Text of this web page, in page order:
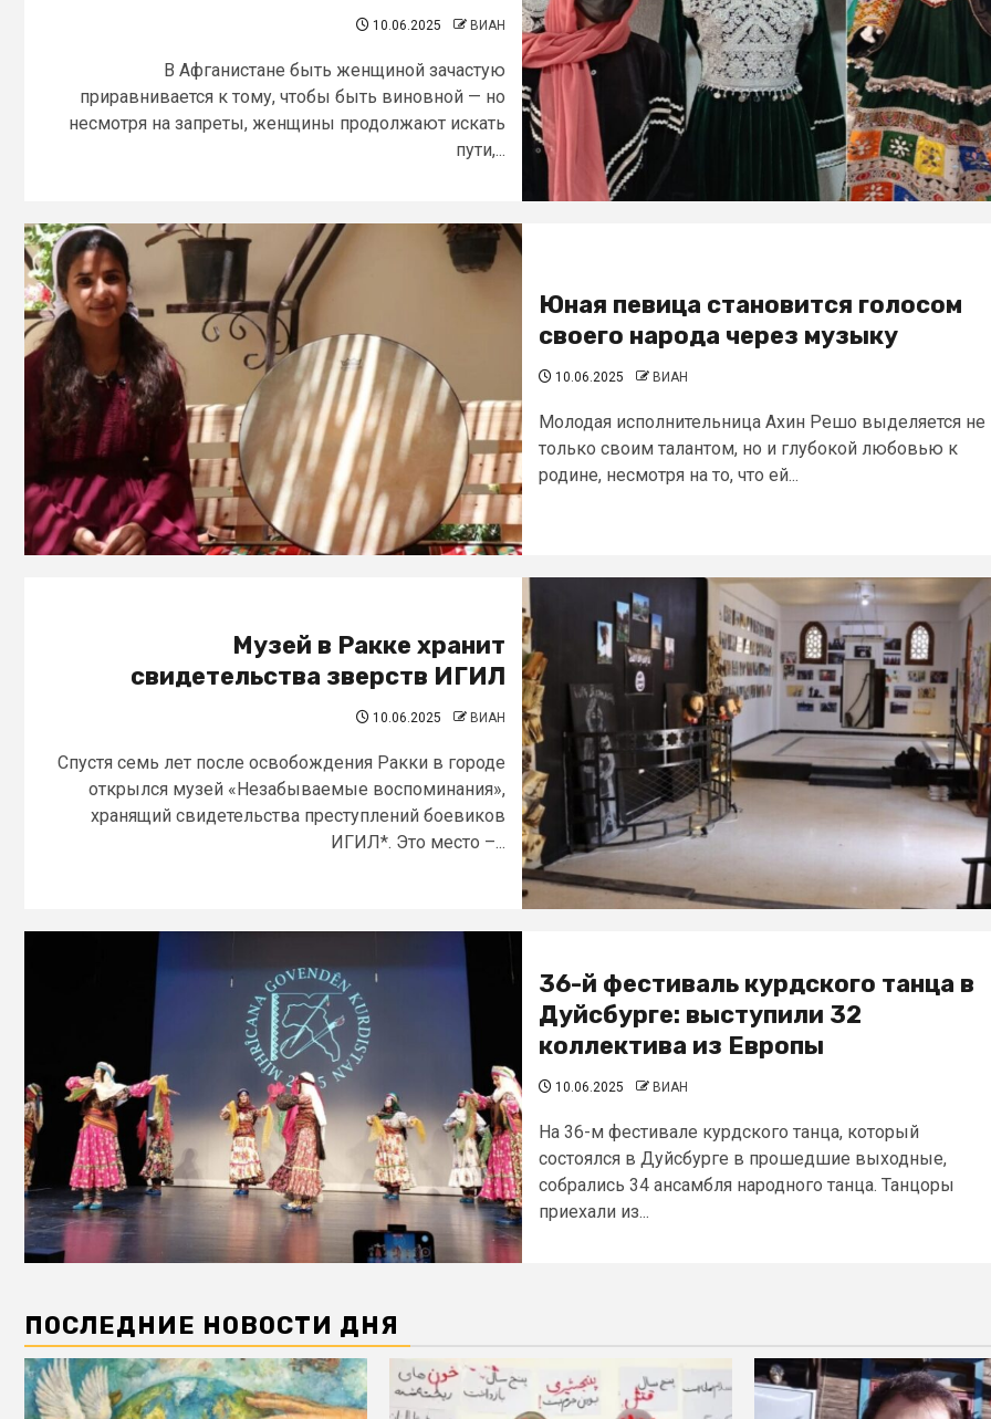
10.06.2025 ВИАН
В Афганистане быть женщиной зачастую
приравнивается к тому, чтобы быть виновной — но
несмотря на запреты, женщины продолжают искать
пути,...
Юная певица становится голосом
своего народа через музыку
10.06.2025 ВИАН
Молодая исполнительница Ахин Решо выделяется не
только своим талантом, но и глубокой любовью к
родине, несмотря на то, что ей...
Музей в Ракке хранит
свидетельства зверств ИГИЛ
10.06.2025 ВИАН
Спустя семь лет после освобождения Ракки в городе
открылся музей «Незабываемые воспоминания»,
хранящий свидетельства преступлений боевиков
ИГИЛ*. Это место –...
36-й фестиваль курдского танца в
Дуйсбурге: выступили 32
коллектива из Европы
10.06.2025 ВИАН
На 36-м фестивале курдского танца, который
состоялся в Дуйсбурге в прошедшие выходные,
собрались 34 ансамбля народного танца. Танцоры
приехали из...
ПОСЛЕДНИЕ НОВОСТИ ДНЯ